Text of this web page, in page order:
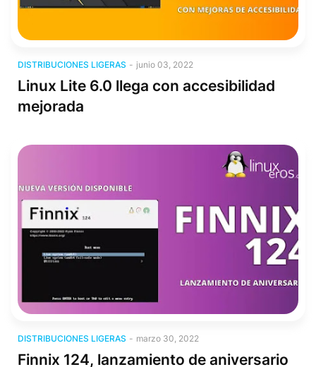
DISTRIBUCIONES LIGERAS - junio 03, 2022
Linux Lite 6.0 llega con accesibilidad
mejorada
DISTRIBUCIONES LIGERAS - marzo 30, 2022
Finnix 124, lanzamiento de aniversario